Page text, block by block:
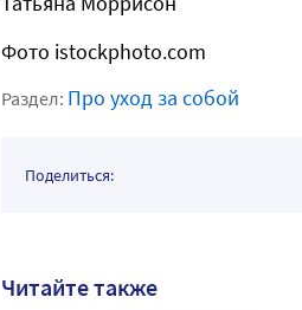
Фото istockphoto.com
Раздел: Про уход за собой
Поделиться:
Читайте также